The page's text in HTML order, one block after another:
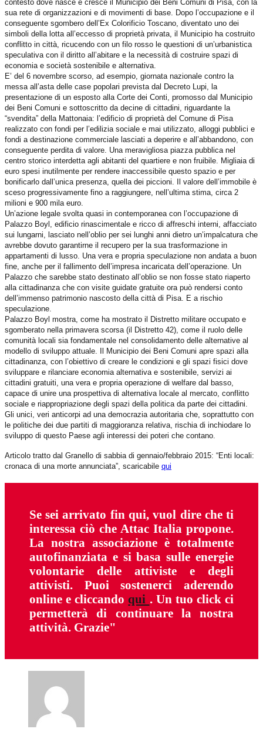
contesto dove nasce e cresce il Municipio dei Beni Comuni di Pisa, con la
sua rete di organizzazioni e di movimenti di base. Dopo l’occupazione e il
conseguente sgombero dell’Ex Colorificio Toscano, diventato uno dei
simboli della lotta all’eccesso di proprietà privata, il Municipio ha costruito
conflitto in città, ricucendo con un filo rosso le questioni di un’urbanistica
speculativa con il diritto all’abitare e la necessità di costruire spazi di
economia e società sostenibile e alternativa.
E’ del 6 novembre scorso, ad esempio, giornata nazionale contro la
messa all’asta delle case popolari prevista dal Decreto Lupi, la
presentazione di un esposto alla Corte dei Conti, promosso dal Municipio
dei Beni Comuni e sottoscritto da decine di cittadini, riguardante la
“svendita” della Mattonaia: l’edificio di proprietà del Comune di Pisa
realizzato con fondi per l’edilizia sociale e mai utilizzato, alloggi pubblici e
fondi a destinazione commerciale lasciati a deperire e all’abbandono, con
conseguente perdita di valore. Una meravigliosa piazza pubblica nel
centro storico interdetta agli abitanti del quartiere e non fruibile. Migliaia di
euro spesi inutilmente per rendere inaccessibile questo spazio e per
bonificarlo dall’unica presenza, quella dei piccioni. Il valore dell’immobile è
sceso progressivamente fino a raggiungere, nell’ultima stima, circa 2
milioni e 900 mila euro.
Un’azione legale svolta quasi in contemporanea con l’occupazione di
Palazzo Boyl, edificio rinascimentale e ricco di affreschi interni, affacciato
sui lungarni, lasciato nell’oblio per sei lunghi anni dietro un’impalcatura che
avrebbe dovuto garantirne il recupero per la sua trasformazione in
appartamenti di lusso. Una vera e propria speculazione non andata a buon
fine, anche per il fallimento dell’impresa incaricata dell’operazione. Un
Palazzo che sarebbe stato destinato all’oblio se non fosse stato riaperto
alla cittadinanza che con visite guidate gratuite ora può rendersi conto
dell’immenso patrimonio nascosto della città di Pisa. E a rischio
speculazione.
Palazzo Boyl mostra, come ha mostrato il Distretto militare occupato e
sgomberato nella primavera scorsa (il Distretto 42), come il ruolo delle
comunità locali sia fondamentale nel consolidamento delle alternative al
modello di sviluppo attuale. Il Municipio dei Beni Comuni apre spazi alla
cittadinanza, con l’obiettivo di creare le condizioni e gli spazi fisici dove
sviluppare e rilanciare economia alternativa e sostenibile, servizi ai
cittadini gratuiti, una vera e propria operazione di welfare dal basso,
capace di unire una prospettiva di alternativa locale al mercato, conflitto
sociale e riappropriazione degli spazi della politica da parte dei cittadini.
Gli unici, veri anticorpi ad una democrazia autoritaria che, soprattutto con
le politiche dei due partiti di maggioranza relativa, rischia di inchiodare lo
sviluppo di questo Paese agli interessi dei poteri che contano.
Articolo tratto dal Granello di sabbia di gennaio/febbraio 2015: “Enti locali:
cronaca di una morte annunciata”, scaricabile qui
Se sei arrivato fin qui, vuol dire che ti
interessa ciò che Attac Italia propone.
La nostra associazione è totalmente
autofinanziata e si basa sulle energie
volontarie delle attiviste e degli
attivisti. Puoi sostenerci aderendo
online e cliccandoqui . Un tuo click ci
permetterà di continuare la nostra
attività. Grazie"